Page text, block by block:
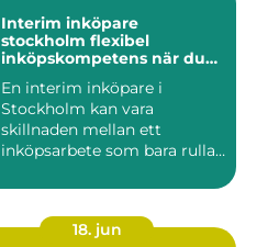
Interim inköpare
stockholm flexibel
inköpskompetens när du
En interim inköpare i
Stockholm kan vara
skillnaden mellan ett
inköpsarbete som bara rullar
18. jun